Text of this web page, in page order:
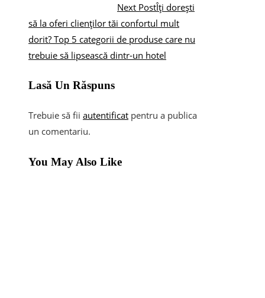
Next PostÎți dorești
să la oferi clienților tăi confortul mult
dorit? Top 5 categorii de produse care nu
trebuie să lipsească dintr-un hotel
Lasă Un Răspuns
Trebuie să fii autentificat pentru a publica
un comentariu.
You May Also Like